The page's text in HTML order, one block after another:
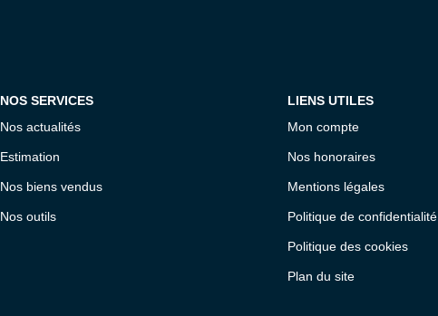
NOS SERVICES
Nos actualités
Estimation
Nos biens vendus
Nos outils
LIENS UTILES
Mon compte
Nos honoraires
Mentions légales
Politique de confidentialité
Politique des cookies
Plan du site